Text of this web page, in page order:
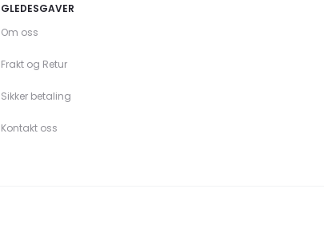
GLEDESGAVER
Om oss
Frakt og Retur
Sikker betaling
Kontakt oss